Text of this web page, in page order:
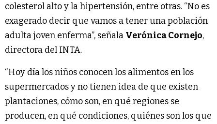
colesterol alto y la hipertensión, entre otras. “No es
exagerado decir que vamos a tener una población
adulta joven enferma”, señala Verónica Cornejo,
directora del INTA.
“Hoy día los niños conocen los alimentos en los
supermercados y no tienen idea de que existen
plantaciones, cómo son, en qué regiones se
producen, en qué condiciones, quiénes son los que